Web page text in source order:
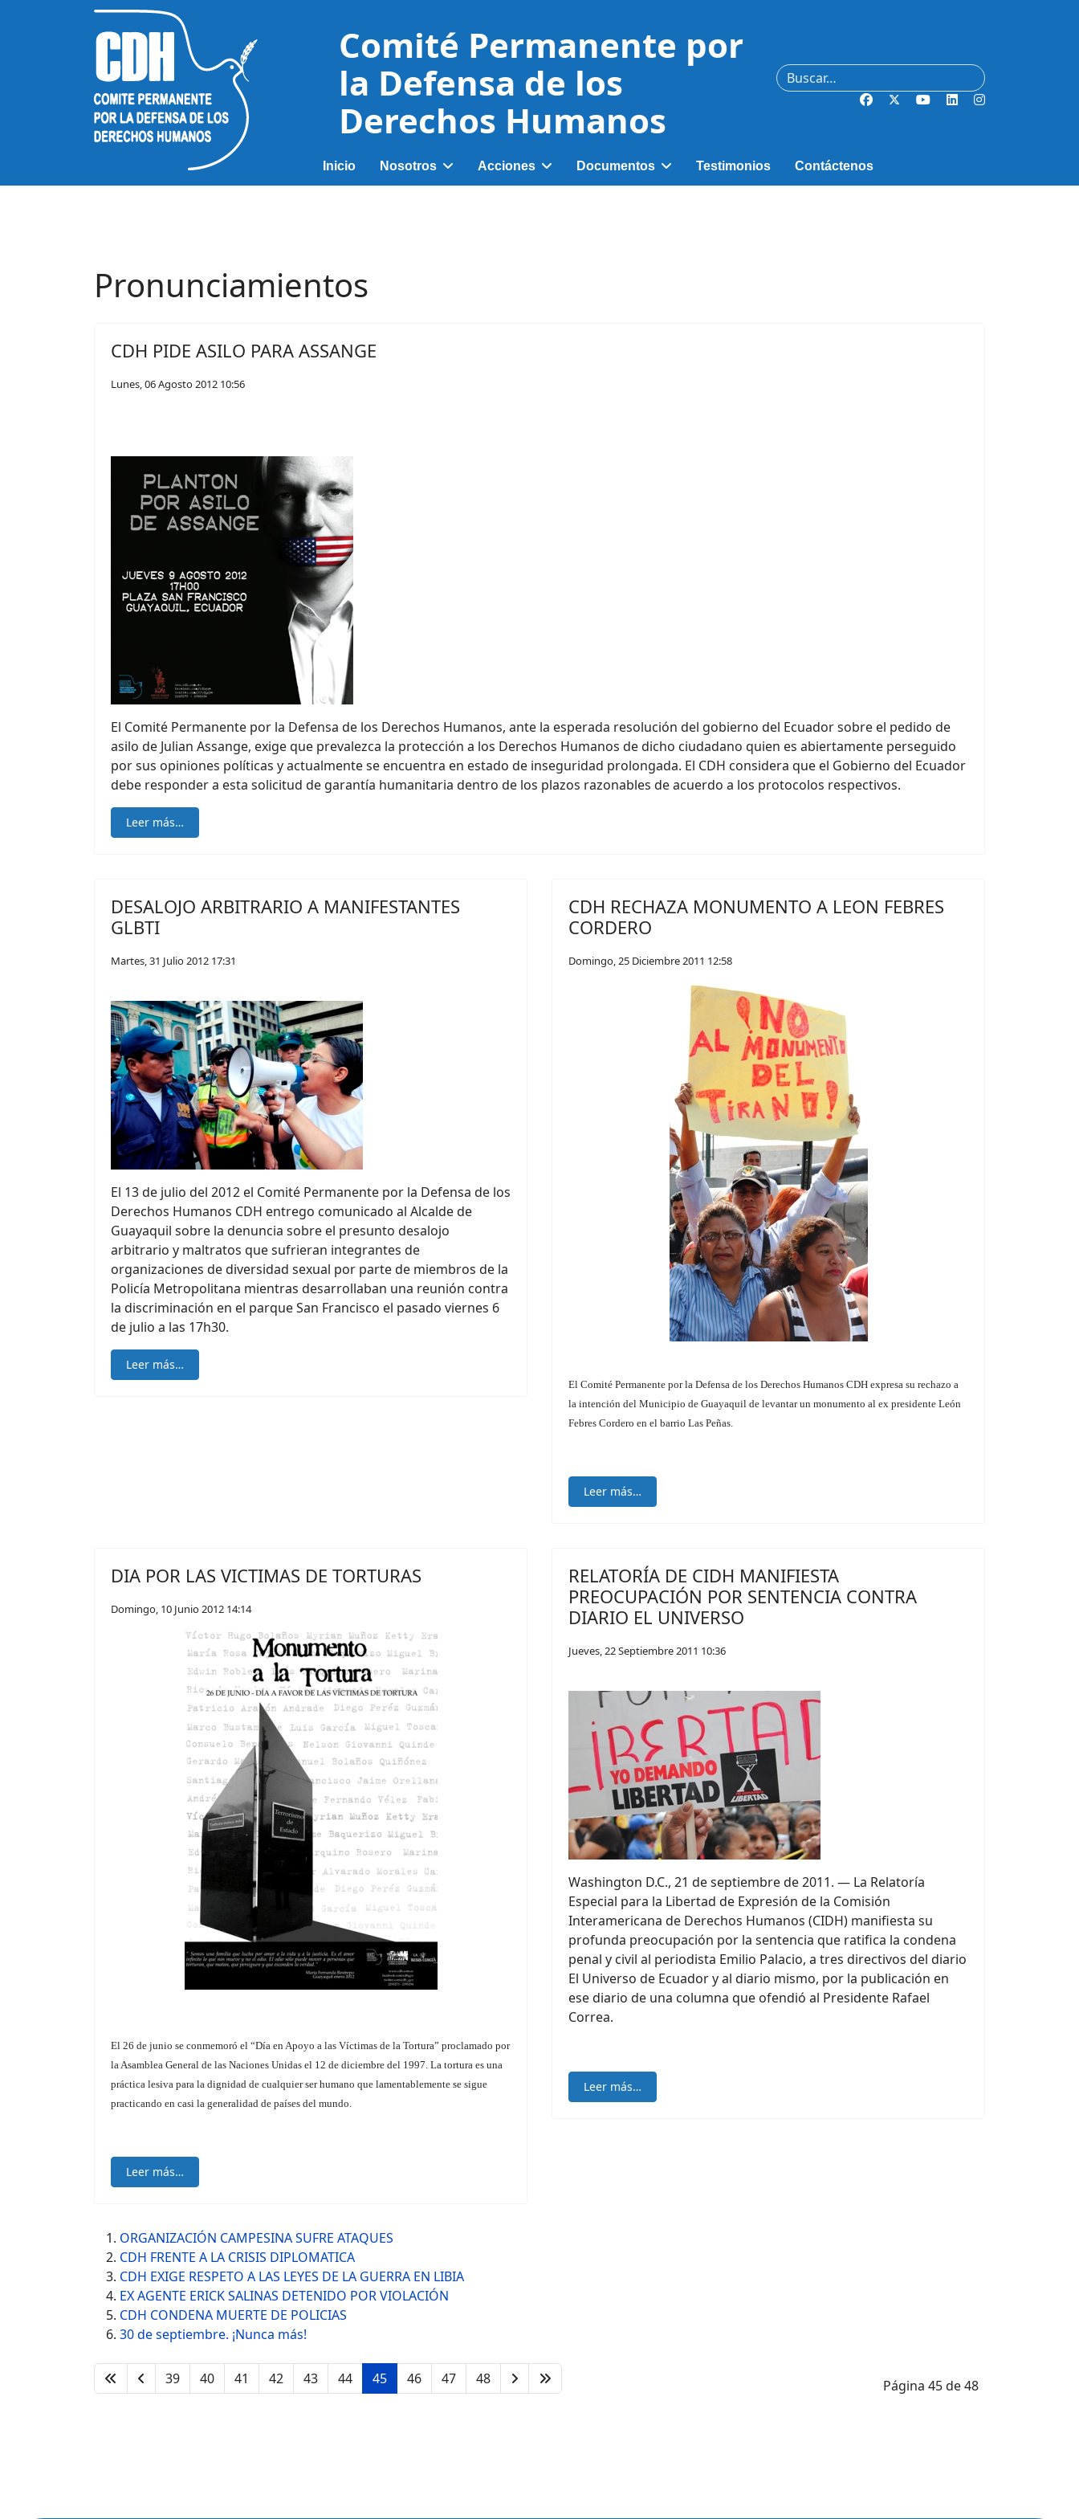
Comité Permanente por
la Defensa de los
Derechos Humanos
Buscar
Inicio Nosotros Acciones Documentos Testimonios Contáctenos
Pronunciamientos
CDH PIDE ASILO PARA ASSANGE
Lunes, 06 Agosto 2012 10:56
El Comité Permanente por la Defensa de los Derechos Humanos, ante la esperada resolución del gobierno del Ecuador sobre el pedido de
asilo de Julian Assange, exige que prevalezca la protección a los Derechos Humanos de dicho ciudadano quien es abiertamente perseguido
por sus opiniones políticas y actualmente se encuentra en estado de inseguridad prolongada. El CDH considera que el Gobierno del Ecuador
debe responder a esta solicitud de garantía humanitaria dentro de los plazos razonables de acuerdo a los protocolos respectivos.
Leer más…
DESALOJO ARBITRARIO A MANIFESTANTES
GLBTI
Martes, 31 Julio 2012 17:31
El 13 de julio del 2012 el Comité Permanente por la Defensa de los
Derechos Humanos CDH entrego comunicado al Alcalde de
Guayaquil sobre la denuncia sobre el presunto desalojo
arbitrario y maltratos que sufrieran integrantes de
organizaciones de diversidad sexual por parte de miembros de la
Policía Metropolitana mientras desarrollaban una reunión contra
la discriminación en el parque San Francisco el pasado viernes 6
de julio a las 17h30.
Leer más…
CDH RECHAZA MONUMENTO A LEON FEBRES
CORDERO
Domingo, 25 Diciembre 2011 12:58
El Comité Permanente por la Defensa de los Derechos Humanos CDH expresa su rechazo a
la intención del Municipio de Guayaquil de levantar un monumento al ex presidente León
Febres Cordero en el barrio Las Peñas.
Leer más…
DIA POR LAS VICTIMAS DE TORTURAS
Domingo, 10 Junio 2012 14:14
El 26 de junio se conmemoró el “Día en Apoyo a las Víctimas de la Tortura” proclamado por
la Asamblea General de las Naciones Unidas el 12 de diciembre del 1997. La tortura es una
práctica lesiva para la dignidad de cualquier ser humano que lamentablemente se sigue
practicando en casi la generalidad de países del mundo.
Leer más…
RELATORÍA DE CIDH MANIFIESTA
PREOCUPACIÓN POR SENTENCIA CONTRA
DIARIO EL UNIVERSO
Jueves, 22 Septiembre 2011 10:36
Washington D.C., 21 de septiembre de 2011. — La Relatoría
Especial para la Libertad de Expresión de la Comisión
Interamericana de Derechos Humanos (CIDH) manifiesta su
profunda preocupación por la sentencia que ratifica la condena
penal y civil al periodista Emilio Palacio, a tres directivos del diario
El Universo de Ecuador y al diario mismo, por la publicación en
ese diario de una columna que ofendió al Presidente Rafael
Correa.
Leer más…
ORGANIZACIÓN CAMPESINA SUFRE ATAQUES
CDH FRENTE A LA CRISIS DIPLOMATICA
CDH EXIGE RESPETO A LAS LEYES DE LA GUERRA EN LIBIA
EX AGENTE ERICK SALINAS DETENIDO POR VIOLACIÓN
CDH CONDENA MUERTE DE POLICIAS
30 de septiembre. ¡Nunca más!
Página 45 de 48
39 40 41 42 43 44 45 46 47 48